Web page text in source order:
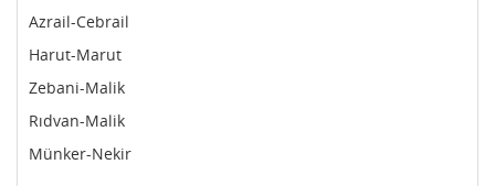
Azrail-Cebrail
Harut-Marut
Zebani-Malik
Rıdvan-Malik
Münker-Nekir